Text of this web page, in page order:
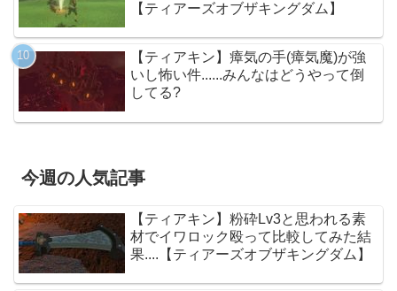
【ティアーズオブザキングダム】
【ティアキン】瘴気の手(瘴気魔)が強
いし怖い件......みんなはどうやって倒
してる?
今週の人気記事
【ティアキン】粉砕Lv3と思われる素
材でイワロック殴って比較してみた結
果....【ティアーズオブザキングダム】